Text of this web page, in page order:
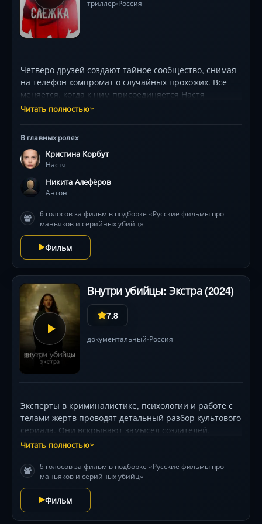
триллер•Россия
Четверо друзей создают тайное сообщество, снимая
на телефон компромат о случайных прохожих. Всё
меняется, когда к ним присоединяется Настя
(Кристина Корбут) — её камера случайно фиксирует
в мишень. Нарастающий хаос заставляет героев
сомневаться даже в близких, а визуальная
стилистика балансирует между «Мёртвыми
дочерями» и «Мантикорой». Триллер от Владимира
Янковского, лауреата фестиваля «Капля», держит в
сторону цифровой эпохи. В ролях: Тимур Сакун,
Никита Алефёров, Анатолий Голуб.
Читать полностью
В главных ролях
Кристина Корбут
Настя
Никита Алефёров
Антон
6 голосов за фильм в подборке «Русские фильмы про
маньяков и серийных убийц»
Фильм
Внутри убийцы: Экстра (2024)
7.8
документальный•Россия
Эксперты в криминалистике, психологии и работе с
телами жертв проводят детальный разбор культового
сериала. Они вскрывают замысел создателей,
оценивают достоверность методов расследования и
параллели с реальными случаями из практики.
Зрителей ждёт погружение в закулисье сюжета: как
визуальные детали предвещают повороты, почему
жесты маньяка раскрывают больше диалогов, и какие
Читать полностью
5 голосов за фильм в подборке «Русские фильмы про
маньяков и серийных убийц»
Фильм